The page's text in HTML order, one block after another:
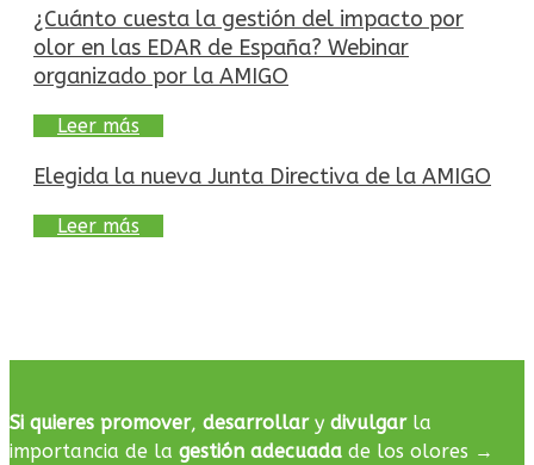
¿Cuánto cuesta la gestión del impacto por
olor en las EDAR de España? Webinar
organizado por la AMIGO
Leer más
Elegida la nueva Junta Directiva de la AMIGO
Leer más
Si quieres promover, desarrollar y divulgarla
importancia de la gestión adecuada de los olores →